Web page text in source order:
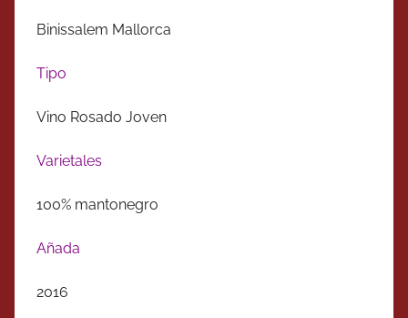
Binissalem Mallorca
Tipo
Vino Rosado Joven
Varietales
100% mantonegro
Añada
2016